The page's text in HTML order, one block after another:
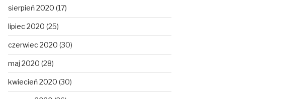
sierpień 2020 (17)
lipiec 2020 (25)
czerwiec 2020 (30)
maj 2020 (28)
kwiecień 2020 (30)